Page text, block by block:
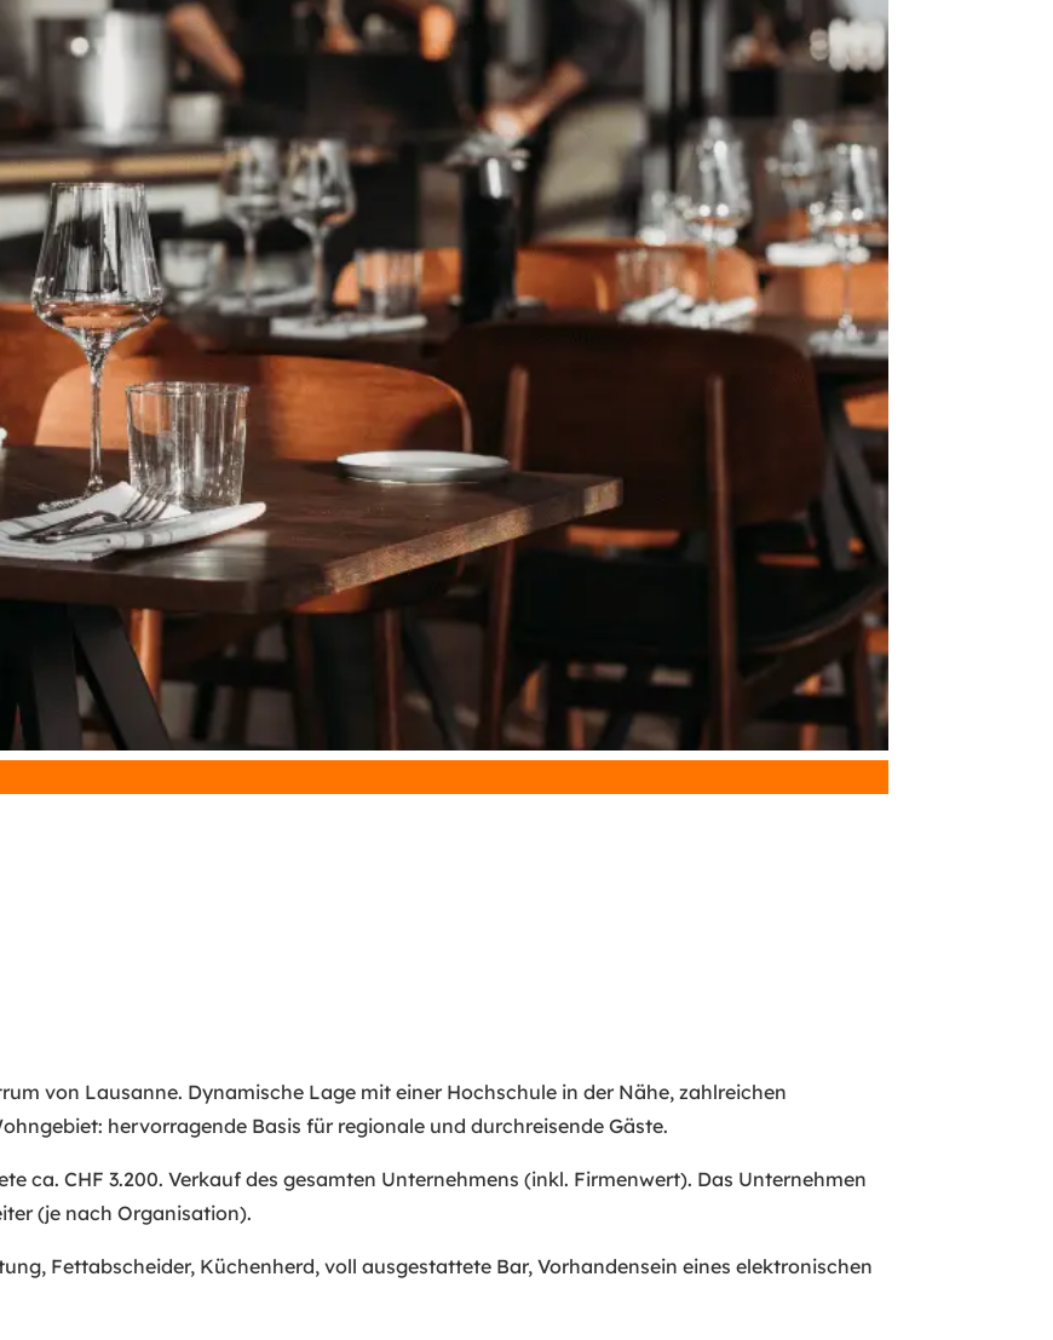
von Lausanne. Dynamische Lage mit einer Hochschule in der Nähe, zahlreichen
hervorragende Basis für regionale und durchreisende Gäste.
ca. CHF 3.200. Verkauf des gesamten Unternehmens (inkl. Firmenwert). Das Unternehmen
(je nach Organisation).
Fettabscheider, Küchenherd, voll ausgestattete Bar, Vorhandensein eines elektronischen